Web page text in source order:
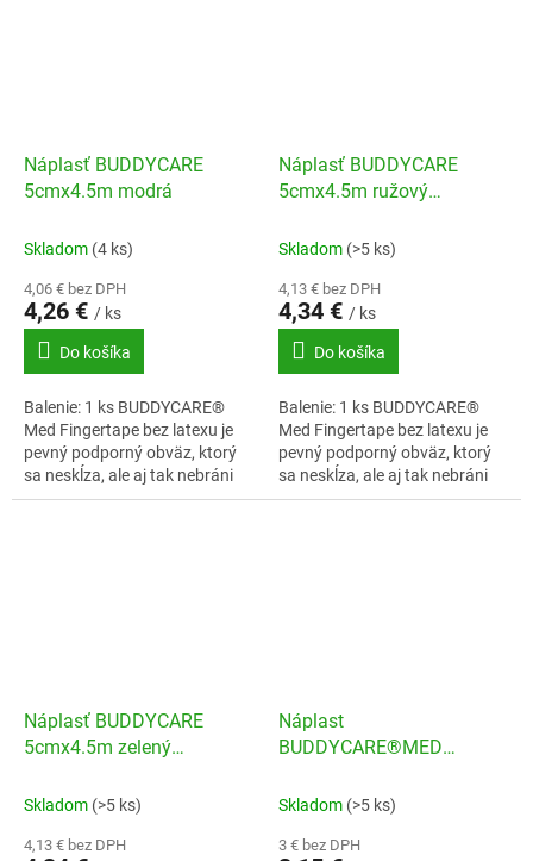
Náplasť BUDDYCARE
5cmx4.5m modrá
Skladom (4 ks)
4,06 € bez DPH
4,26 € / ks
Do košíka
Balenie: 1 ks BUDDYCARE®
Med Fingertape bez latexu je
pevný podporný obväz, ktorý
sa neskĺza, ale aj tak nebráni
prekrveniu.
Náplasť BUDDYCARE
5cmx4.5m ružový
Skladom (>5 ks)
4,13 € bez DPH
4,34 € / ks
Do košíka
Balenie: 1 ks BUDDYCARE®
Med Fingertape bez latexu je
pevný podporný obväz, ktorý
sa neskĺza, ale aj tak nebráni
prekrveniu.
Náplasť BUDDYCARE
5cmx4.5m zelený
Skladom (>5 ks)
4,13 € bez DPH
Náplast
BUDDYCARE®MED
červená
Skladom (>5 ks)
3 € bez DPH